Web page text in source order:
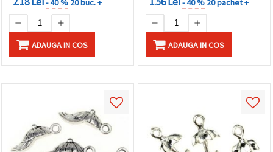
ADAUGA IN COS ADAUGA IN COS